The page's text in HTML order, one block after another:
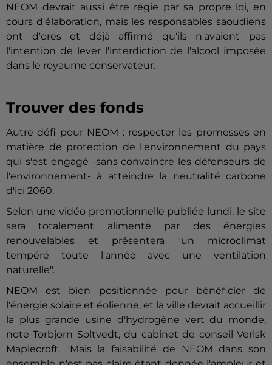
NEOM devrait aussi être régie par sa propre loi, en
cours d'élaboration, mais les responsables saoudiens
ont d'ores et déjà affirmé qu'ils n'avaient pas
l'intention de lever l'interdiction de l'alcool imposée
dans le royaume conservateur.
Trouver des fonds
Autre défi pour NEOM : respecter les promesses en
matière de protection de l'environnement du pays
qui s'est engagé -sans convaincre les défenseurs de
l'environnement- à atteindre la neutralité carbone
d'ici 2060.
Selon une vidéo promotionnelle publiée lundi, le site
sera totalement alimenté par des énergies
renouvelables et présentera "un microclimat
tempéré toute l'année avec une ventilation
naturelle".
NEOM est bien positionnée pour bénéficier de
l'énergie solaire et éolienne, et la ville devrait accueillir
la plus grande usine d'hydrogène vert du monde,
note Torbjorn Soltvedt, du cabinet de conseil Verisk
Maplecroft. "Mais la faisabilité de NEOM dans son